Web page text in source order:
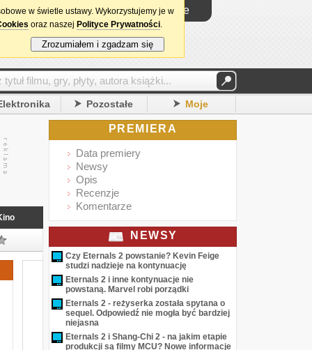
Logowanie
Pozostałe Moje
PREMIERA
Data premiery
Newsy
Opis
Recenzje
Komentarze
NEWSY
Czy Eternals 2 powstanie? Kevin Feige
studzi nadzieje na kontynuację
Eternals 2 i inne kontynuacje nie
powstaną. Marvel robi porządki
Eternals 2 - reżyserka została spytana o
sequel. Odpowiedź nie mogła być bardziej
niejasna
Eternals 2 i Shang-Chi 2 - na jakim etapie
produkcji są filmy MCU? Nowe informacje
w świetle ustawy. Wykorzystujemy je w
oraz naszej Polityce Prywatności.
Zrozumiałem i zgadzam się